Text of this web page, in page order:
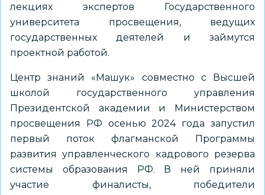
лекциях экспертов Государственного
университета просвещения, ведущих
государственных деятелей и займутся
проектной работой.
Центр знаний «Машук» совместно с Высшей
школой государственного управления
Президентской академии и Министерством
просвещения РФ осенью 2024 года запустил
первый поток флагманской Программы
развития управленческого кадрового резерва
системы образования РФ. В ней приняли
участие финалисты, победители